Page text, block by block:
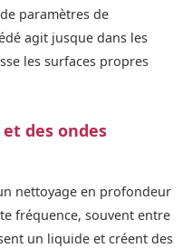
paramètres de
agit jusque dans les
les surfaces propres
des ondes
nettoyage en profondeur
fréquence, souvent entre
un liquide et créent des